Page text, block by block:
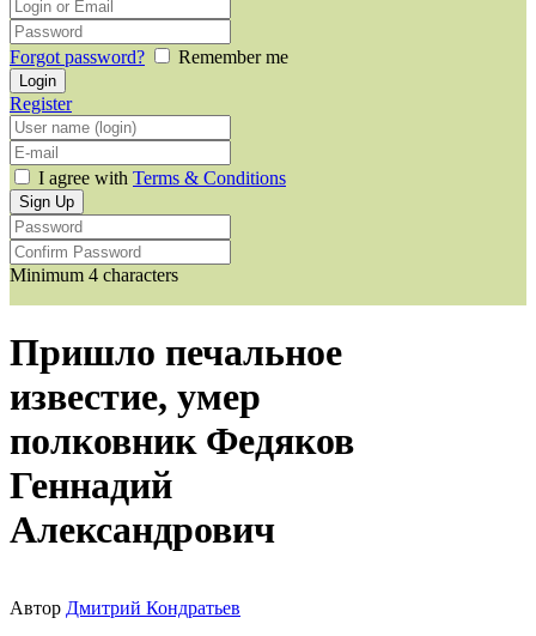
Forgot password? Remember me
Register
I agree with Terms & Conditions
Minimum 4 characters
Пришло печальное
известие, умер
полковник Федяков
Геннадий
Александрович
Автор Дмитрий Кондратьев